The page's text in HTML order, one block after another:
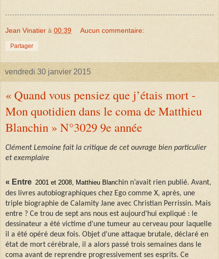
Jean Vinatier à 00:39 Aucun commentaire:
Partager
vendredi 30 janvier 2015
« Quand vous pensiez que j’étais mort -
Mon quotidien dans le coma de Matthieu
Blanchin » N°3029 9e année
Clément Lemoine fait la critique de cet ouvrage bien particulier
et exemplaire
« Entre 2001 et 2008, Matthieu Blanchin n’avait rien publié. Avant,
des livres autobiographiques chez Ego comme X, après, une
triple biographie de Calamity Jane avec Christian Perrissin. Mais
entre ? Ce trou de sept ans nous est aujourd’hui expliqué : le
dessinateur a été victime d’une tumeur au cerveau pour laquelle
il a été opéré deux fois. Objet d’une attaque brutale, déclaré en
état de mort cérébrale, il a alors passé trois semaines dans le
coma avant de reprendre progressivement ses esprits. Ce